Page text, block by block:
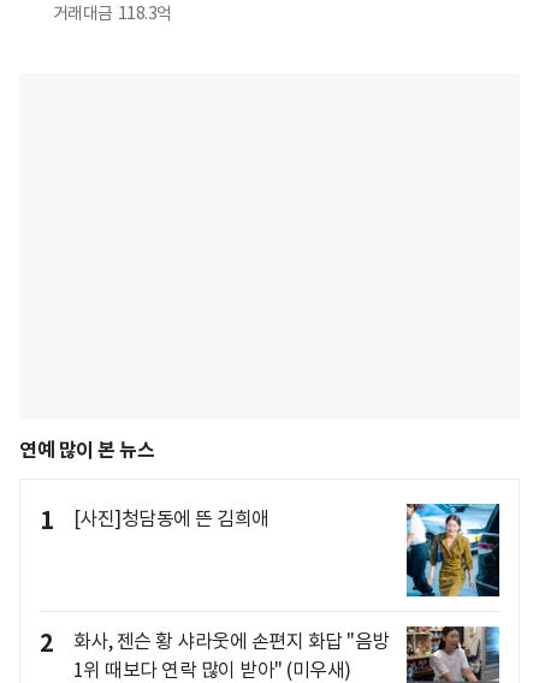
거래대금 118.3억
연예 많이 본 뉴스
1 [사진]청담동에 뜬 김희애
2
화사, 젠슨 황 샤라웃에 손편지 화답 "음방
1위 때보다 연락 많이 받아" (미우새)